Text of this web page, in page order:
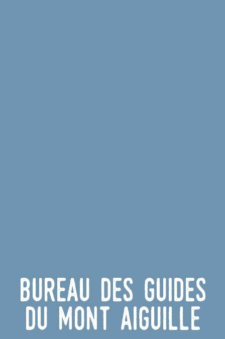
Bureau des Guides
du Mont Aiguille